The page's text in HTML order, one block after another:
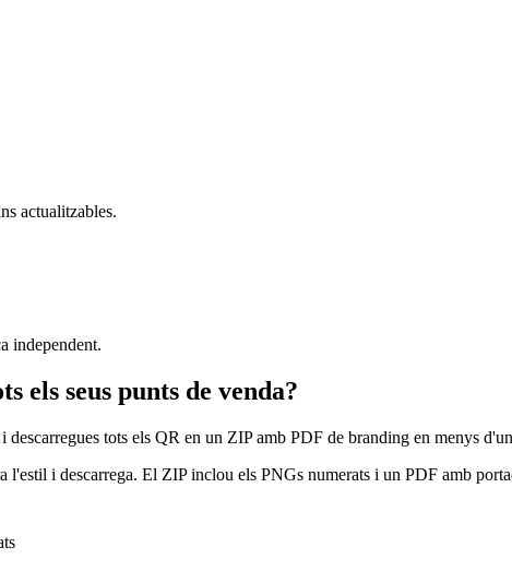
actualitzables.
independent.
els seus punts de venda?
tots els QR en un ZIP amb PDF de branding en menys
i descarrega. El ZIP inclou els PNGs numerats i un PDF amb